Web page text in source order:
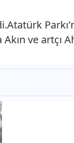
ve artçı